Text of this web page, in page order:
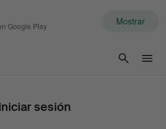
Google Play Mostrar
sesión